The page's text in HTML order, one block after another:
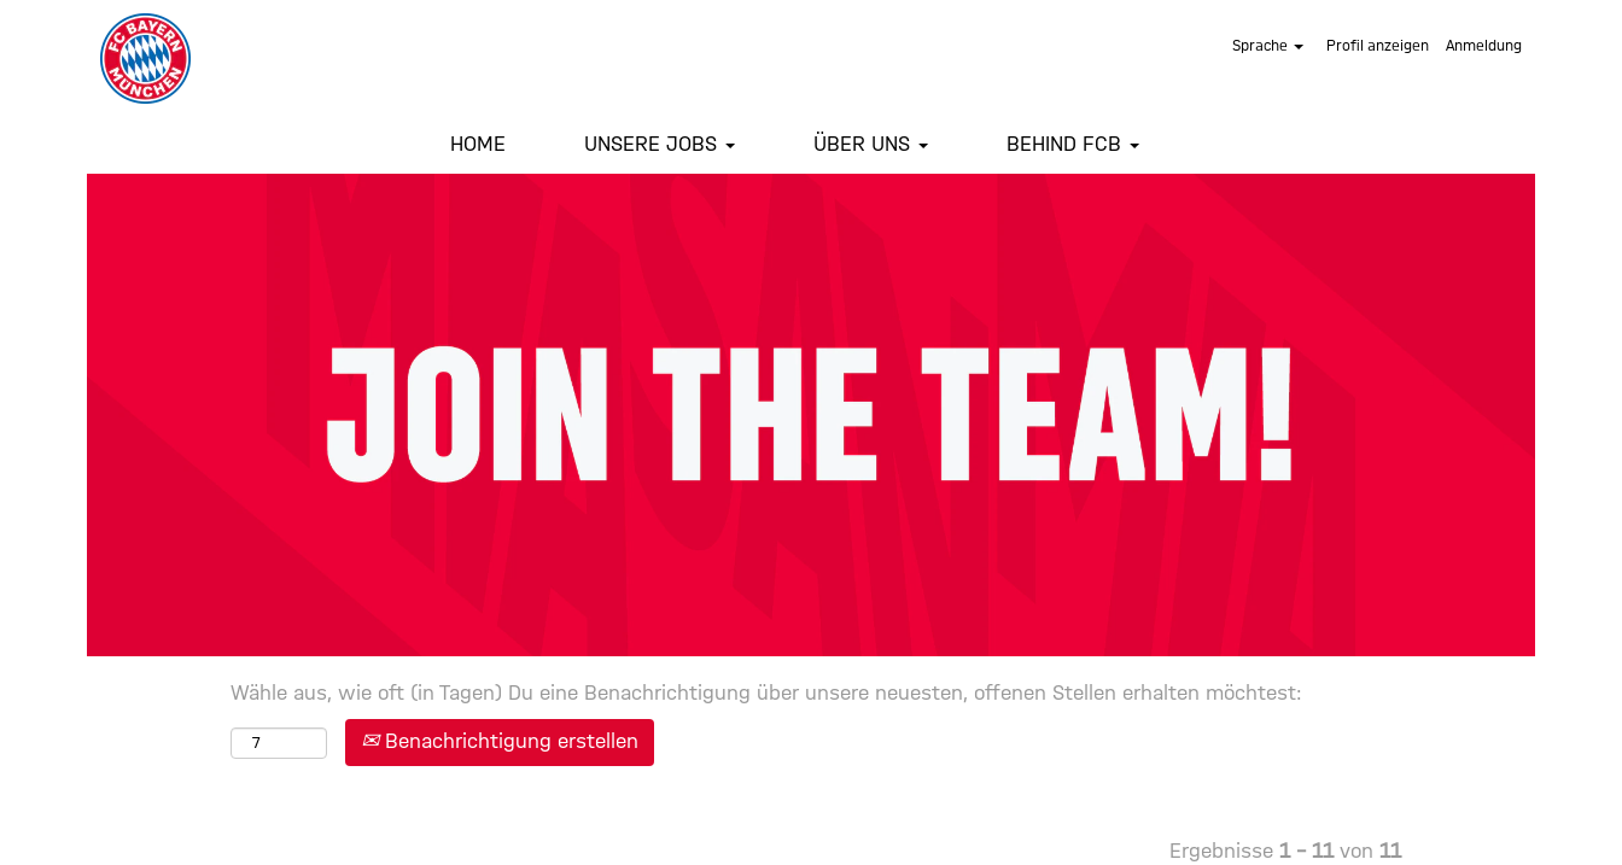
Sprache Profil anzeigen Anmeldung
HOME UNSERE JOBS ÜBER UNS BEHIND FCB
Wähle aus, wie oft (in Tagen) Du eine Benachrichtigung über unsere neuesten, offenen Stellen erhalten möchtest:
Benachrichtigung erstellen
Ergebnisse 1 – 11von 11